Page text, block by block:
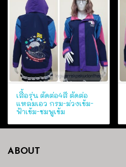
เสื้อรุ่น ตัดต่อ4สี ตัดต่อ
แหลมเอว กรม-ม่วงเข้ม-
ฟ้าเข้ม-ชมพูเข้ม
ABOUT